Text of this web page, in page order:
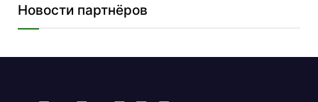
Новости партнёров